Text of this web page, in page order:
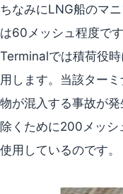
ちなみにLNG船のマ
は60メッシュ程度で
Terminalでは積荷役
用します。当該ター
物が混入する事故が
除くために200メッシ
使用しているのです。